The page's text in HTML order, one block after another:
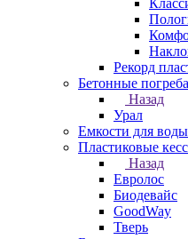
Рекорд
Бетонные погреба
Назад
Урал
Емкости для воды
Пластиковые
Назад
Евролос
Биодевайс
GoodWay
Тверь